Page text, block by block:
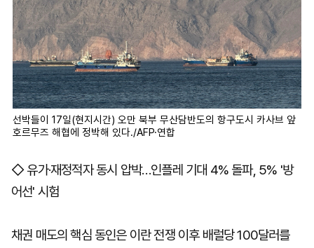
선박들이 17일(현지시간) 오만 북부 무산담반도의 항구도시 카사브 앞
호르무즈 해협에 정박해 있다./AFP·연합
◇ 유가·재정적자 동시 압박…인플레 기대 4% 돌파, 5% '방
어선' 시험
채권 매도의 핵심 동인은 이란 전쟁 이후 배럴당 100달러를